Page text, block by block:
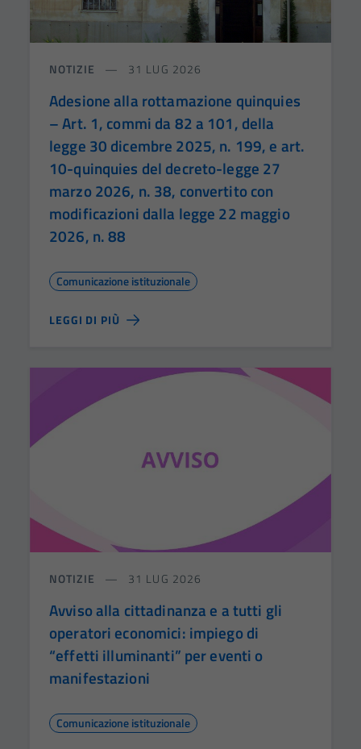
NOTIZIE 31 LUG 2026
Adesione alla rottamazione quinquies
– Art. 1, commi da 82 a 101, della
legge 30 dicembre 2025, n. 199, e art.
10-quinquies del decreto-legge 27
marzo 2026, n. 38, convertito con
modificazioni dalla legge 22 maggio
2026, n. 88
Comunicazione istituzionale
LEGGI DI PIÙ
NOTIZIE 31 LUG 2026
Avviso alla cittadinanza e a tutti gli
operatori economici: impiego di
“effetti illuminanti” per eventi o
manifestazioni
Comunicazione istituzionale